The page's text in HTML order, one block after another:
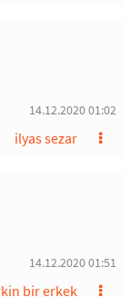
14.12.2020 01:02
ilyas sezar
14.12.2020 01:51
bir erkek